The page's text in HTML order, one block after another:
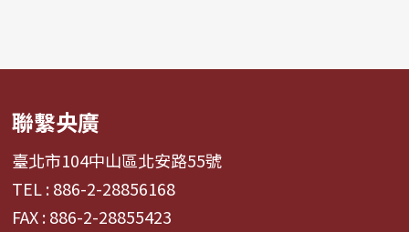
聯繫央廣
臺北市104中山區北安路55號
TEL : 886-2-28856168
FAX : 886-2-28855423